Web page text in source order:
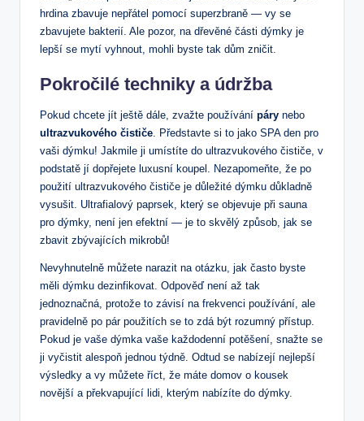
hrdina zbavuje nepřátel pomocí superzbraně — vy se
zbavujete bakterií. Ale pozor, na dřevěné části dýmky je
lepší se mytí vyhnout, mohli byste tak dům zničit.
Pokročilé techniky a údržba
Pokud chcete jít ještě dále, zvažte používání páry nebo
ultrazvukového čističe . Představte si to jako SPA den pro
vaši dýmku! Jakmile ji umístíte do ultrazvukového čističe, v
podstatě jí dopřejete luxusní koupel. Nezapomeňte, že po
použití ultrazvukového čističe je důležité dýmku důkladně
vysušit. Ultrafialový paprsek, který se objevuje při sauna
pro dýmky, není jen efektní — je to skvělý způsob, jak se
zbavit zbývajících mikrobů!
Nevyhnutelně můžete narazit na otázku, jak často byste
měli dýmku dezinfikovat. Odpověď není až tak
jednoznačná, protože to závisí na frekvenci používání, ale
pravidelně po pár použitích se to zdá být rozumný přístup.
Pokud je vaše dýmka vaše každodenní potěšení, snažte se
ji vyčistit alespoň jednou týdně. Odtud se nabízejí nejlepší
výsledky a vy můžete říct, že máte domov o kousek
novější a překvapující lidi, kterým nabízíte do dýmky.